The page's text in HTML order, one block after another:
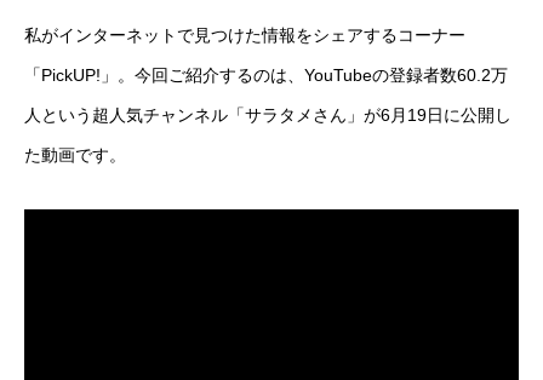
私がインターネットで見つけた情報をシェアするコーナー
「PickUP!」。今回ご紹介するのは、YouTubeの登録者数60.2万
人という超人気チャンネル「サラタメさん」が6月19日に公開し
た動画です。